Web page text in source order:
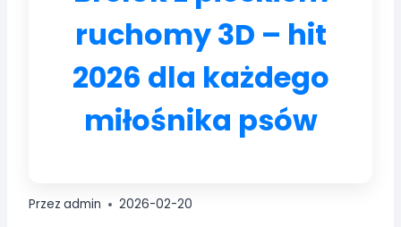
ruchomy 3D – hit
2026 dla każdego
miłośnika psów
Przez admin 2026-02-20